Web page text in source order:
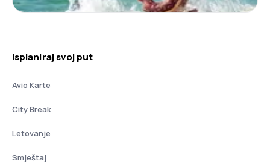
Isplaniraj svoj put
Avio Karte
City Break
Letovanje
Smještaj